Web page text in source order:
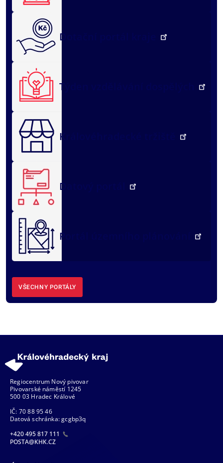
Dotační portál kraje
Týden vzdělávání dospělých
Královéhradecké tržiště
Datový portál
Portál územního plánování
VŠECHNY PORTÁLY
Regiocentrum Nový pivovar
Pivovarské náměstí 1245
500 03 Hradec Králové
IČ: 70 88 95 46
Datová schránka: gcgbp3q
+420 495 817 111
POSTA@KHK.CZ